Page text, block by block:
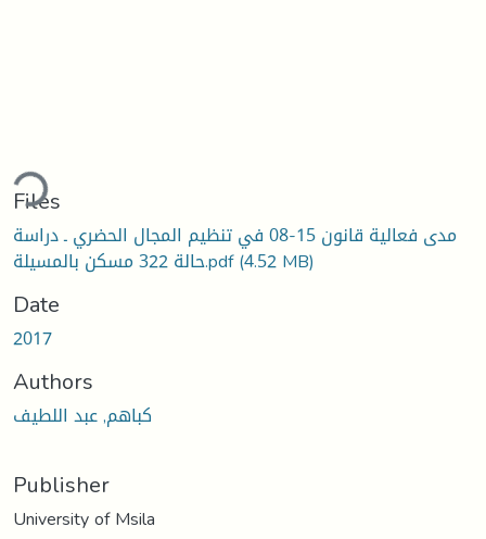
Files
مدى فعالية قانون 15-08 في تنظيم المجال الحضري ـ دراسة
حالة 322 مسكن بالمسيلة.pdf(4.52 MB)
Date
2017
Authors
كباهم, عبد اللطيف
Publisher
University of Msila